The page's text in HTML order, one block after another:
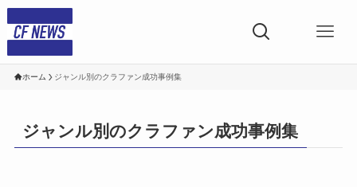
ホーム ジャンル別のクラファン成功事例集
ジャンル別のクラファン成功事例集